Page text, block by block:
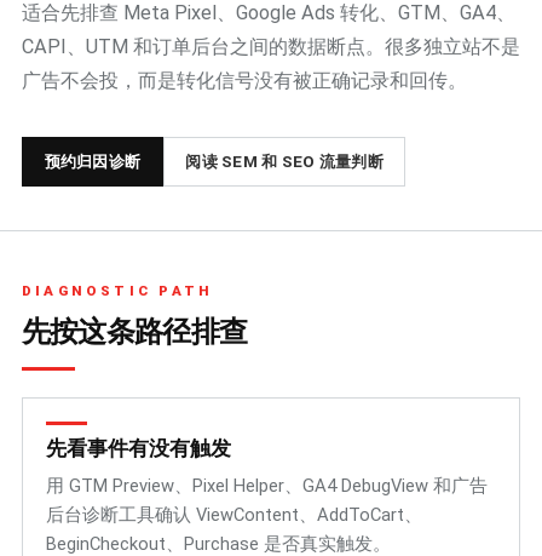
适合先排查 Meta Pixel、Google Ads 转化、GTM、GA4、
CAPI、UTM 和订单后台之间的数据断点。很多独立站不是
广告不会投，而是转化信号没有被正确记录和回传。
预约归因诊断 阅读 SEM 和 SEO 流量判断
DIAGNOSTIC PATH
先按这条路径排查
先看事件有没有触发
用 GTM Preview、Pixel Helper、GA4 DebugView 和广告
后台诊断工具确认 ViewContent、AddToCart、
BeginCheckout、Purchase 是否真实触发。